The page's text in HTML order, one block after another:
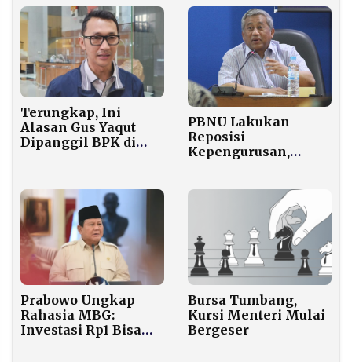
Terungkap, Ini
Alasan Gus Yaqut
Dipanggil BPK di
PBNU Lakukan
Reposisi
Kepengurusan,
Katib Aam
Prabowo Ungkap
Rahasia MBG:
Investasi Rp1 Bisa
Bursa Tumbang,
Kursi Menteri Mulai
Bergeser